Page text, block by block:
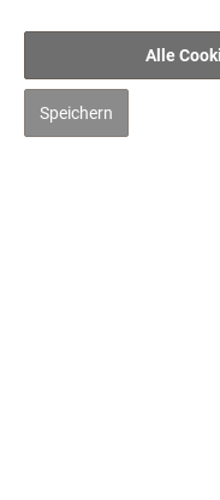
Unsere hochwertigen
und PreDigestif - haben
Kaltabfüllung garantiert
in verschiedenen
werden die
Vitamine, künstliche
Produkte werden gerne
Alle
Speichern